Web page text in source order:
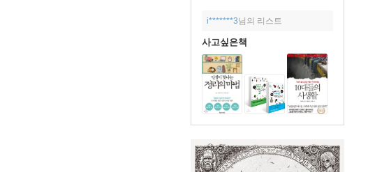
i*******3님의 리스트
사고싶은책